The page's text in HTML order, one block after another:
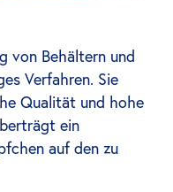
von Behältern und
Verfahren. Sie
Qualität und hohe
ein
auf den zu